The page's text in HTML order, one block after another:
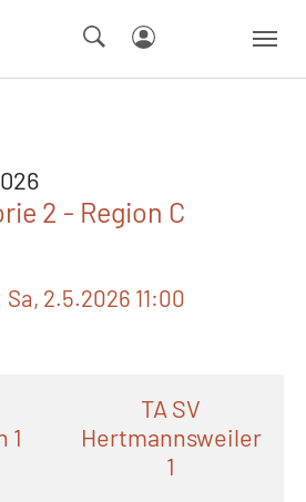
2 - Region C
Sa, 2.5.2026 11:00
1
TA SV
Hertmannsweiler
1